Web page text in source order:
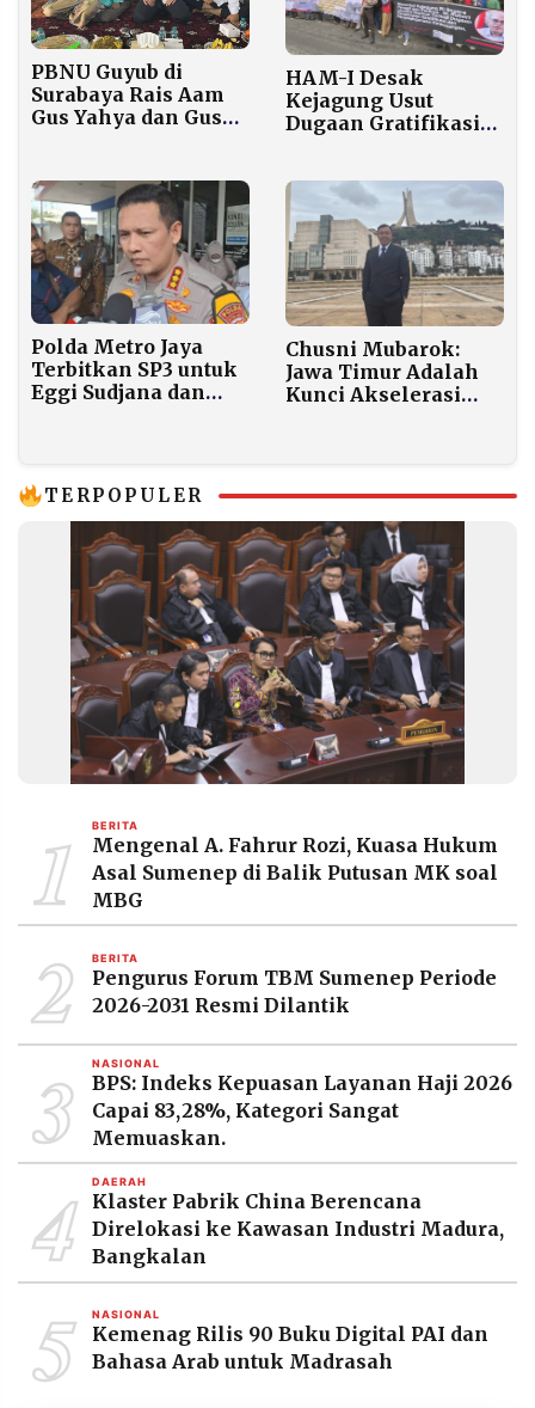
PBNU Guyub di
Surabaya Rais Aam
Gus Yahya dan Gus
Organisasi Menyusul
HAM-I Desak
Kejagung Usut
Dugaan Gratifikasi
Polda Metro Jaya
Terbitkan SP3 untuk
Eggi Sudjana dan
Chusni Mubarok:
Jawa Timur Adalah
Kunci Akselerasi
TERPOPULER
1 BERITA
Mengenal A. Fahrur Rozi, Kuasa Hukum
Asal Sumenep di Balik Putusan MK soal
MBG
2 BERITA
Pengurus Forum TBM Sumenep Periode
2026-2031 Resmi Dilantik
3 NASIONAL
BPS: Indeks Kepuasan Layanan Haji 2026
Capai 83,28%, Kategori Sangat
Memuaskan.
4 DAERAH
Klaster Pabrik China Berencana
Direlokasi ke Kawasan Industri Madura,
Bangkalan
5 NASIONAL
Kemenag Rilis 90 Buku Digital PAI dan
Bahasa Arab untuk Madrasah